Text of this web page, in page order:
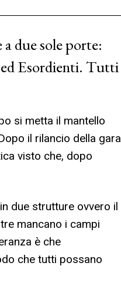
due sole porte:
Esordienti. Tutti
si metta il mantello
il rilancio della gara
visto che, dopo
due strutture ovvero il
mancano i campi
è che
che tutti possano